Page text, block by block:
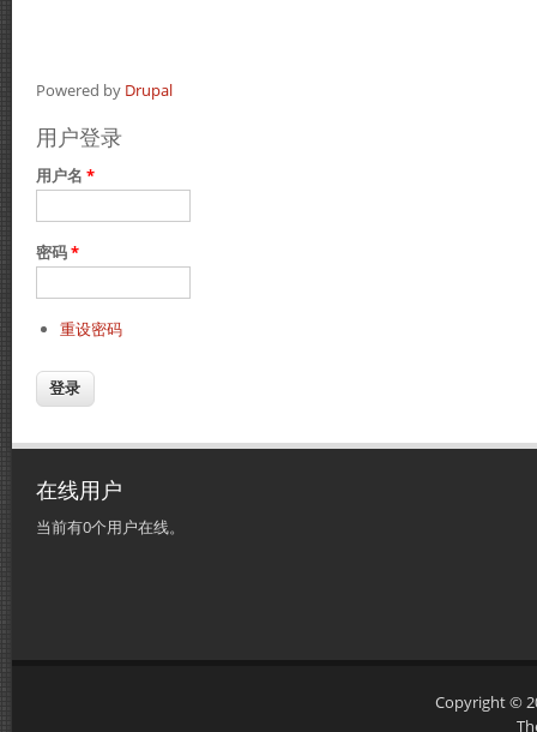
Powered by Drupal
用户登录
用户名 *
密码*
重设密码
在线用户
当前有0个用户在线。
Copyright ©